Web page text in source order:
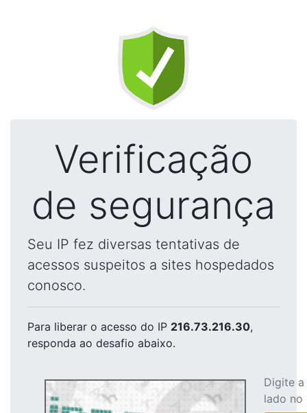
Verificação
de segurança
Seu IP fez diversas tentativas de
acessos suspeitos a sites hospedados
conosco.
Para liberar o acesso do IP 216.73.216.30,
responda ao desafio abaixo.
Digite
lado no